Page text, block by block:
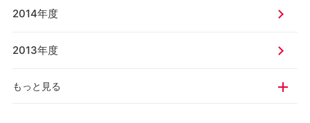
2014年度
2013年度
もっと見る